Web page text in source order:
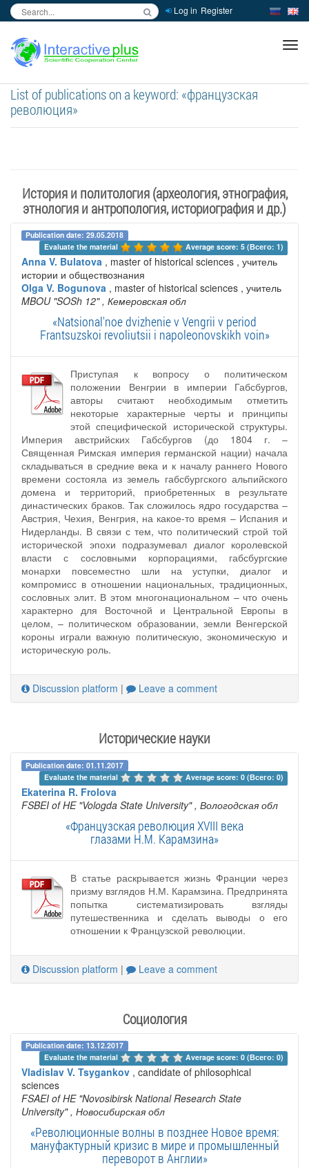
Log in Register
List of publications on a keyword: «французская
революция»
История и политология (археология, этнография,
этнология и антропология, историография и др.)
Publication date: 29.05.2018
Evaluate the material
Average score: 5 (Всего: 1)
Anna V. Bulatova , master of historical sciences , учитель
истории и обществознания
Olga V. Bogunova , master of historical sciences , учитель
MBOU "SOSh 12" , Кемеровская обл
«Natsional'noe dvizhenie v Vengrii v period
Frantsuzskoi revoliutsii i napoleonovskikh voin»
Приступая к вопросу о политическом
положении Венгрии в империи Габсбургов,
авторы считают необходимым отметить
некоторые характерные черты и принципы
этой специфической исторической структуры.
Империя австрийских Габсбургов (до 1804 г. –
Священная Римская империя германской нации) начала
складываться в средние века и к началу раннего Нового
времени состояла из земель габсбургского альпийского
домена и территорий, приобретенных в результате
династических браков. Так сложилось ядро государства –
Австрия, Чехия, Венгрия, на какое-то время – Испания и
Нидерланды. В связи с тем, что политический строй той
исторической эпохи подразумевал диалог королевской
власти с сословными корпорациями, габсбургские
монархи повсеместно шли на уступки, диалог и
компромисс в отношении национальных, традиционных,
сословных элит. В этом многонациональном – что очень
характерно для Восточной и Центральной Европы в
целом, – политическом образовании, земли Венгерской
короны играли важную политическую, экономическую и
историческую роль.
Discussion platform | Leave a comment
Исторические науки
Publication date: 01.11.2017
Evaluate the material
Average score: 0 (Всего: 0)
Ekaterina R. Frolova
FSBEI of HE "Vologda State University" , Вологодская обл
«Французская революция XVIII века
глазами Н.М. Карамзина»
В статье раскрывается жизнь Франции через
призму взглядов Н.М. Карамзина. Предпринята
попытка систематизировать взгляды
путешественника и сделать выводы о его
отношении к Французской революции.
Discussion platform | Leave a comment
Социология
Publication date: 13.12.2017
Evaluate the material
Average score: 0 (Всего: 0)
Vladislav V. Tsygankov , candidate of philosophical
sciences
FSAEI of HE "Novosibirsk National Research State
University" , Новосибирская обл
«Революционные волны в позднее Новое время:
мануфактурный кризис в мире и промышленный
переворот в Англии»